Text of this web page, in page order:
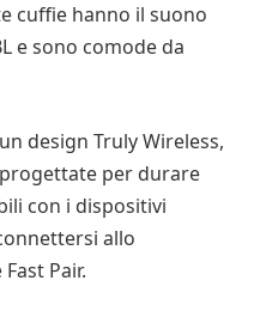
cuffie hanno il suono
e sono comode da
design Truly Wireless,
per durare
con i dispositivi
allo
Pair.